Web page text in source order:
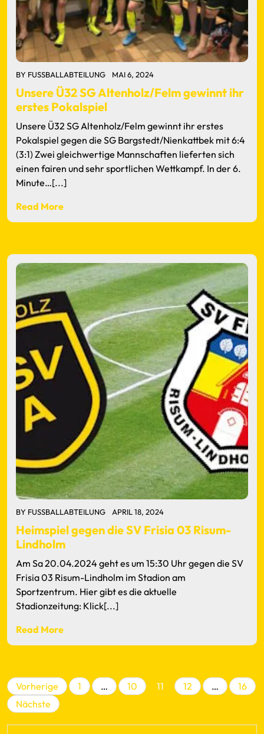
BY FUSSBALLABTEILUNG MAI 6, 2024
Unsere Ü32 SG Altenholz/Felm gewinnt ihr
erstes Pokalspiel
Unsere Ü32 SG Altenholz/Felm gewinnt ihr erstes
Pokalspiel gegen die SG Bargstedt/Nienkattbek mit 6:4
(3:1) Zwei gleichwertige Mannschaften lieferten sich
einen fairen und sehr sportlichen Wettkampf. In der 6.
Minute…[...]
Read More
BY FUSSBALLABTEILUNG APRIL 18, 2024
Heimspiel gegen die SV Frisia 03 Risum-
Lindholm
Am Sa 20.04.2024 geht es um 15:30 Uhr gegen die SV
Frisia 03 Risum-Lindholm im Stadion am
Sportzentrum. Hier gibt es die aktuelle
Stadionzeitung: Klick[...]
Read More
Beiträge
Vorherige 1 … 10 11 12 …
16
Nächste